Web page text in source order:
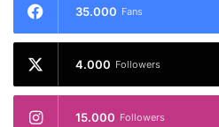
35.000 Fans
4.000 Followers
15.000 Followers